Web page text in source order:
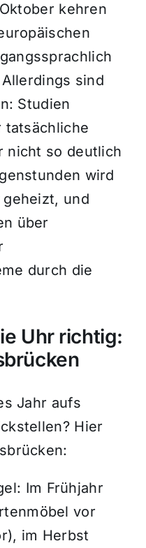
kehren
sind
Studien
tatsächliche
nicht so deutlich
wird
und
über
durch die
Uhr richtig:
Jahr aufs
Hier
Im Frühjahr
vor
im Herbst